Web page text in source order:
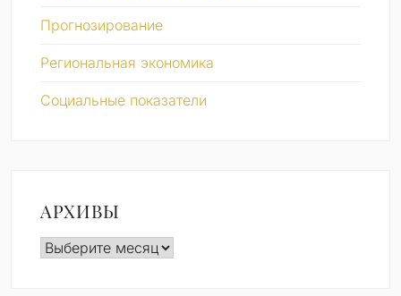
Прогнозирование
Региональная экономика
Социальные показатели
АРХИВЫ
Архивы